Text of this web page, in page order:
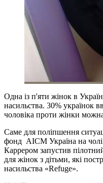
Одна із п'яти жінок в
насильства. 30% українок
чоловіка проти жінки
Саме для поліпшення
фонд AICM Україна на
Каррером запустив
для жінок з дітьми, які
насильства «Refuge».